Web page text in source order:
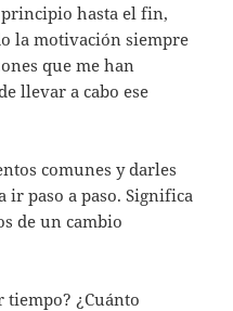
hasta el fin,
la motivación siempre
que me han
llevar a cabo ese
comunes y darles
ir paso a paso. Significa
de un cambio
tiempo? ¿Cuánto